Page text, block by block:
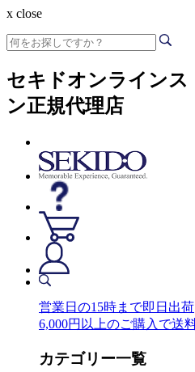
x close
セキドオンライン
ン正規代理店
営業日の15時まで即日出荷
6,000円以上のご購入で送
カテゴリー一覧